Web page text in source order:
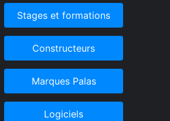
Stages et formations
Constructeurs
Marques Palas
Logiciels